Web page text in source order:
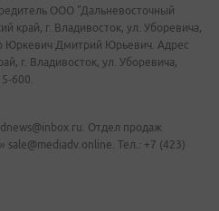
ООО "Дальневосточный
край, г. Владивосток, ул. Уборевича,
Юркевич Дмитрий Юрьевич. Адрес
г. Владивосток, ул. Уборевича,
600.
Отдел продаж
Тел.: +7 (423)